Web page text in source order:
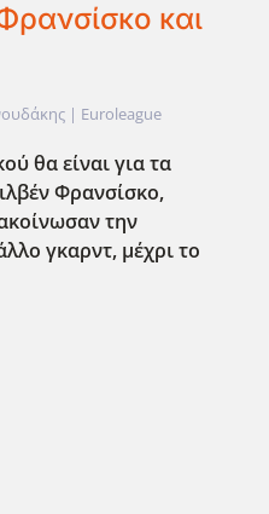
και
| Euroleague
θα είναι για τα
Φρανσίσκο,
την
γκαρντ, μέχρι το